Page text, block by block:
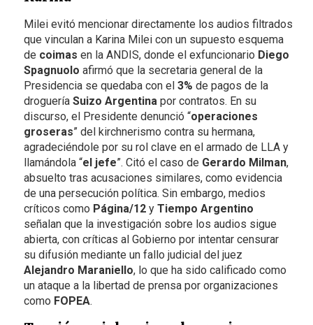
Milei evitó mencionar directamente los audios filtrados
que vinculan a Karina Milei con un supuesto esquema
de coimas en la ANDIS, donde el exfuncionario Diego
Spagnuolo afirmó que la secretaria general de la
Presidencia se quedaba con el 3% de pagos de la
droguería Suizo Argentina por contratos. En su
discurso, el Presidente denunció “operaciones
groseras” del kirchnerismo contra su hermana,
agradeciéndole por su rol clave en el armado de LLA y
llamándola “el jefe”. Citó el caso de Gerardo Milman,
absuelto tras acusaciones similares, como evidencia
de una persecución política. Sin embargo, medios
críticos como Página/12y Tiempo Argentino
señalan que la investigación sobre los audios sigue
abierta, con críticas al Gobierno por intentar censurar
su difusión mediante un fallo judicial del juez
Alejandro Maraniello, lo que ha sido calificado como
un ataque a la libertad de prensa por organizaciones
como FOPEA.